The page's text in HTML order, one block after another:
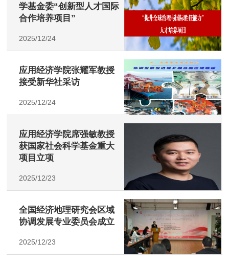
学基金委“创新型人才国际
合作培养项目”
2025/12/24
应用经济学院张耀军教授
接受新华社采访
2025/12/24
应用经济学院席强敏教授
获国家社会科学基金重大
项目立项
2025/12/23
全国经济地理研究会区域
协调发展专业委员会成立
2025/12/23